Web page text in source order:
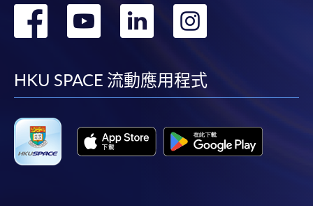
轉
facebook
轉
youtube
轉
linkedin
HKU SPACE 流動應用程式